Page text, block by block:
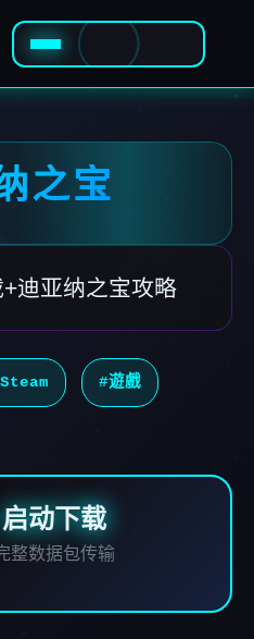
之宝
迪亚纳之宝攻略
#遊戲
启动下载
整数据包传输